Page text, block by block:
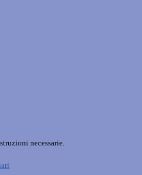
necessarie.